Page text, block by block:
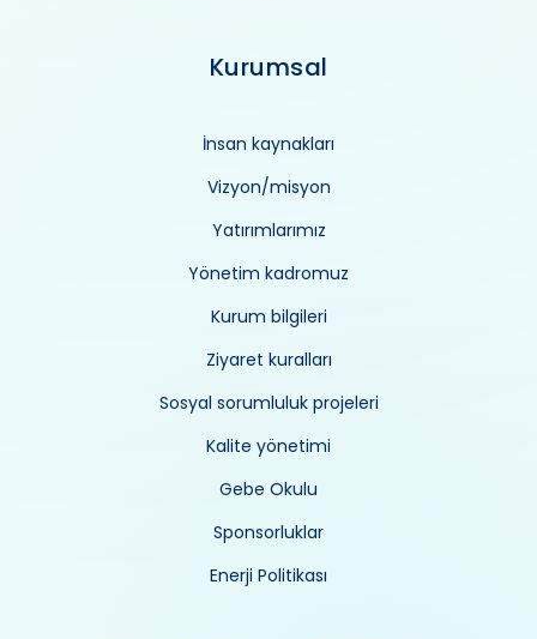
Kurumsal
İnsan kaynakları
Vizyon/misyon
Yatırımlarımız
Yönetim kadromuz
Kurum bilgileri
Ziyaret kuralları
Sosyal sorumluluk projeleri
Kalite yönetimi
Gebe Okulu
Sponsorluklar
Enerji Politikası